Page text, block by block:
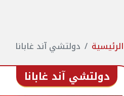
الرئيسية دولتشي آند غابانا
دولتشي آند غابانا